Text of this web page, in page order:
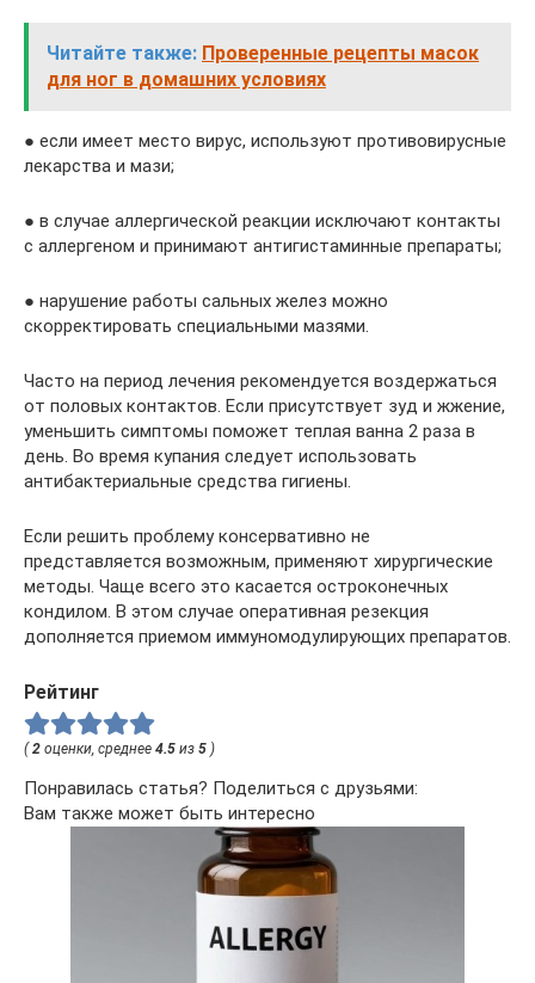
Читайте также: Проверенные рецепты масок
для ног в домашних условиях
● если имеет место вирус, используют противовирусные
лекарства и мази;
● в случае аллергической реакции исключают контакты
с аллергеном и принимают антигистаминные препараты;
● нарушение работы сальных желез можно
скорректировать специальными мазями.
Часто на период лечения рекомендуется воздержаться
от половых контактов. Если присутствует зуд и жжение,
уменьшить симптомы поможет теплая ванна 2 раза в
день. Во время купания следует использовать
антибактериальные средства гигиены.
Если решить проблему консервативно не
представляется возможным, применяют хирургические
методы. Чаще всего это касается остроконечных
кондилом. В этом случае оперативная резекция
дополняется приемом иммуномодулирующих препаратов.
Рейтинг
( 2 оценки, среднее 4.5 из 5 )
Понравилась статья? Поделиться с друзьями:
Вам также может быть интересно